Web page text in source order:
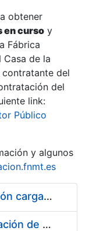
obtener
en curso y
Fábrica
Casa de la
del
del
link:
Público
y algunos
Pliego condiciones optimización cargas compras firmado
Acuerdo marco para la fabricación de piezas